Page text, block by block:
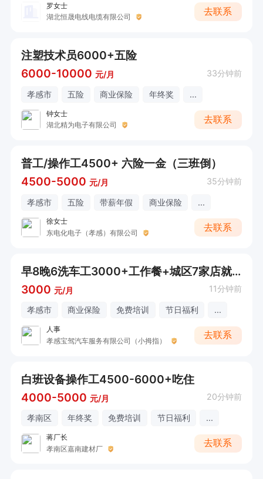
罗女士
湖北恒晟电线电缆有限公司
去联系
注塑技术员6000+五险
6000-10000 元/月 33分钟前
孝感市 五险 商业保险 年终奖 ...
钟女士
湖北精为电子有限公司
去联系
普工/操作工4500+ 六险一金（三班倒）
4500-5000 元/月 35分钟前
孝感市 五险 带薪年假 商业保险 ...
徐女士
东电化电子（孝感）有限公司
去联系
早8晚6洗车工3000+工作餐+城区7家店就近分配（接受大龄工）
3000 元/月 11分钟前
孝感市 商业保险 免费培训 节日福利 ...
人事
孝感宝驾汽车服务有限公司（小拇指）
去联系
白班设备操作工4500-6000+吃住
4000-5000 元/月 20分钟前
孝南区 年终奖 免费培训 节日福利 ...
蒋厂长
孝南区嘉南建材厂
去联系